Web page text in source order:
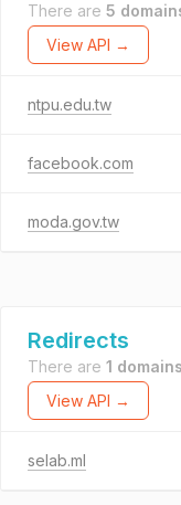
There are 5
View API →
ntpu.edu.tw
facebook.com
moda.gov.tw
Redirects
There are 1 domains
View API →
selab.ml